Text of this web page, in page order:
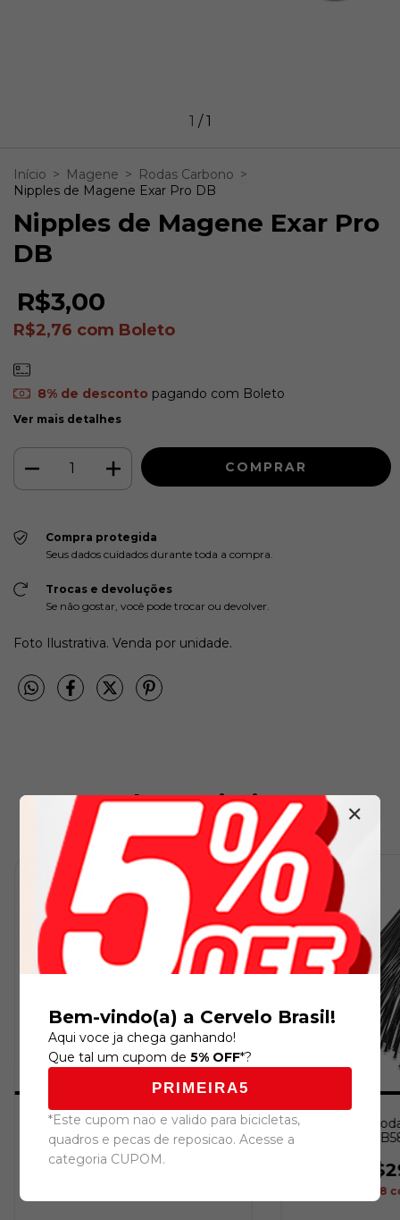
1 /1
Início > Magene > Rodas Carbono >
Nipples de Magene Exar Pro DB
Nipples de Magene Exar Pro
DB
R$3,00
R$2,76 com Boleto
8% de desconto pagando com Boleto
Ver mais detalhes
Compra protegida
Seus dados cuidados durante toda a compra.
Trocas e devoluções
Se não gostar, você pode trocar ou devolver.
Foto Ilustrativa. Venda por unidade.
Produtos similares
Rolamento Roda Dianteira
Magene Exar Pro
R$169,00
Raio para
R$26,68
✕
Bem-vindo(a) a Cervelo Brasil!
Aqui voce ja chega ganhando!
Que tal um cupom de5% OFF*?
PRIMEIRA5
*Este cupom nao e valido para bicicletas,
quadros e pecas de reposicao. Acesse a
categoria CUPOM.